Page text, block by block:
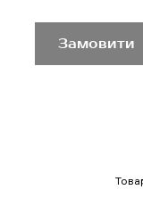
Замовити